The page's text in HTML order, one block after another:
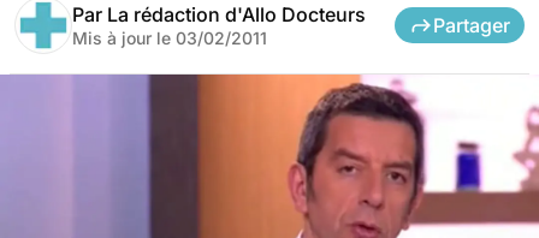
Par La rédaction d'Allo Docteurs
Mis à jour le 03/02/2011
Partager